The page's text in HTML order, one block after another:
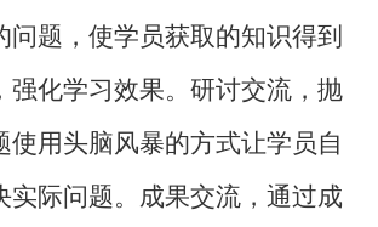
问题，使学员获取的知识得到
强化学习效果。研讨交流，抛
使用头脑风暴的方式让学员自
实际问题。成果交流，通过成